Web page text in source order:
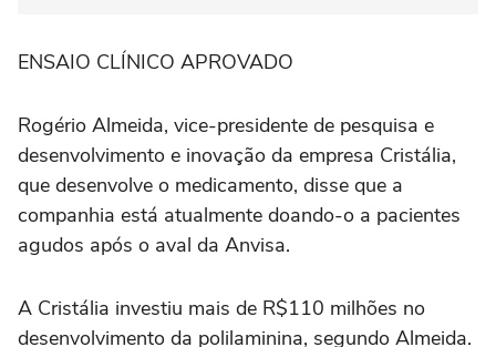
ENSAIO CLÍNICO APROVADO
Rogério Almeida, vice-presidente de pesquisa e
desenvolvimento e inovação da empresa Cristália,
que desenvolve o medicamento, disse que a
companhia está atualmente doando-o a pacientes
agudos após o aval da Anvisa.
A Cristália investiu mais de R$110 milhões no
desenvolvimento da polilaminina, segundo Almeida.